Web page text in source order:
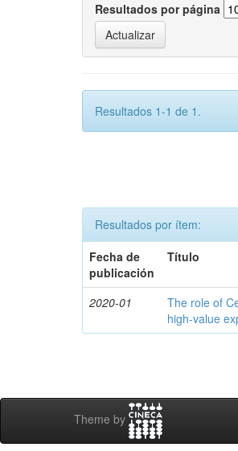
Resultados por página
Resultados 1-1 de 1.
Resultados por ítem:
Fecha de
publicación
Título
2020-01
The role of
high-value
Theme by